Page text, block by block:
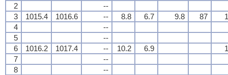
2
--
3
1015.4 1016.6 -- 8.8 6.7 9.8 87
4
--
5
--
6
1016.2 1017.4 -- 10.2 6.9
7
--
8
--